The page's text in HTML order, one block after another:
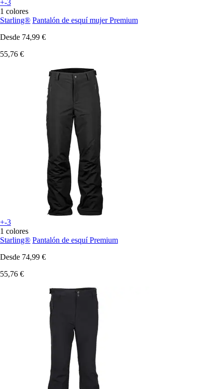
+-3
1 colores
Starling® Pantalón de esquí mujer Premium
Desde 74,99 €
55,76 €
+-3
1 colores
Starling® Pantalón de esquí Premium
Desde 74,99 €
55,76 €